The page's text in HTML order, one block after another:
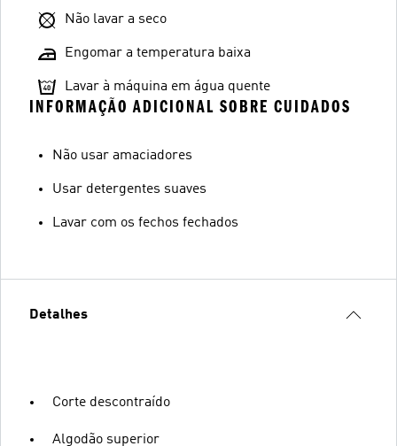
Não lavar a seco
Engomar a temperatura baixa
Lavar à máquina em água quente
INFORMAÇÃO ADICIONAL SOBRE CUIDADOS
Não usar amaciadores
Usar detergentes suaves
Lavar com os fechos fechados
Detalhes
Corte descontraído
Algodão superior